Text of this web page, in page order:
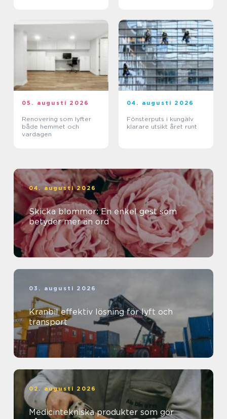
05. augusti 2026
Renovering som lyfter
både hemmet och
vardagen
04. augusti 2026
Fönsterputs i kungälv
klarare utsikt året runt
04. augusti 2026
Skicka blommor: En enkel gest som
betyder mer än ord
03. augusti 2026
Kranbil effektiv lösning för lyft och
transport
02. augusti 2026
Medicintekniska produkter som gör